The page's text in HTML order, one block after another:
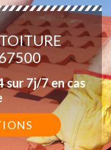
sur 7j/7 en cas